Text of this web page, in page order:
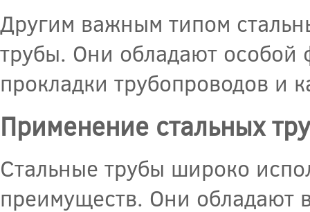
Другим важным типом
трубы. Они обладают особой
прокладки трубопроводов и
Применение стальных
Стальные трубы широко
преимуществ. Они обладают